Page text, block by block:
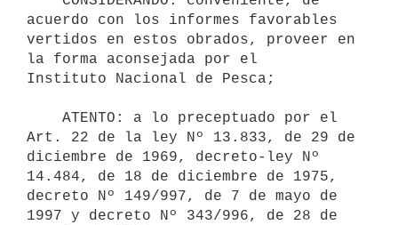
acuerdo con los informes favorables
vertidos en estos obrados, proveer en
la forma aconsejada por el
Instituto Nacional de Pesca;
Art. 22 de la ley Nº 13.833, de 29 de
diciembre de 1969, decreto-ley Nº
14.484, de 18 de diciembre de 1975,
decreto Nº 149/997, de 7 de mayo de
1997 y decreto Nº 343/996, de 28 de